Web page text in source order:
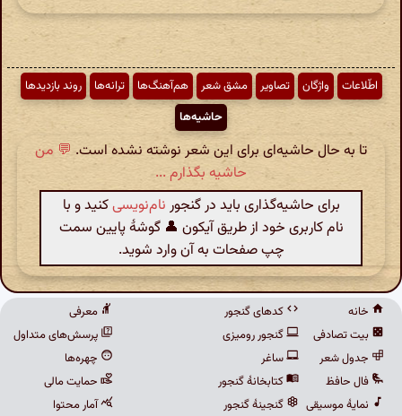
اطّلاعات واژگان تصاویر مشق شعر هم‌آهنگ‌ها ترانه‌ها
روند بازدیدها
حاشیه‌ها
تا به حال حاشیه‌ای برای این شعر نوشته نشده است. 💬 من
حاشیه بگذارم ...
برای حاشیه‌گذاری باید در گنجور نام‌نویسیکنید و با
نام کاربری خود از طریق آیکون 👤 گوشهٔ پایین سمت
چپ صفحات به آن وارد شوید.
خانه
بیت تصادفی
جدول شعر
فال حافظ
نمایهٔ موسیقی
کدهای گنجور
گنجور رومیزی
ساغر
کتابخانهٔ گنجور
گنجینهٔ گنجور
معرفی
پرسش‌های متداول
چهره‌ها
حمایت مالی
آمار محتوا